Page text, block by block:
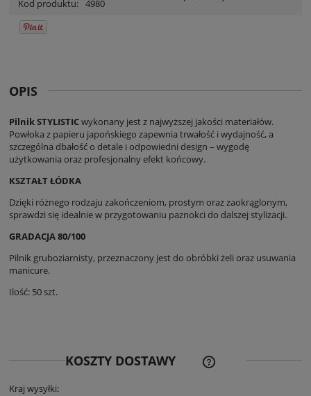
Kod produktu: 4980
OPIS
Pilnik STYLISTICwykonany jest z najwyższej jakości materiałów.
Powłoka z papieru japońskiego zapewnia trwałość i wydajność, a
szczególna dbałość o detale i odpowiedni design – wygodę
użytkowania oraz profesjonalny efekt końcowy.
KSZTAŁT ŁÓDKA
Dzięki różnego rodzaju zakończeniom, prostym oraz zaokrąglonym,
sprawdzi się idealnie w przygotowaniu paznokci do dalszej stylizacji.
GRADACJA 80/100
Pilnik gruboziarnisty, przeznaczony jest do obróbki żeli oraz usuwania
manicure.
Ilość: 50 szt.
KOSZTY DOSTAWY
CENA NIE ZAWIERA
KOSZTÓW PŁATNOŚCI
Kraj wysyłki: